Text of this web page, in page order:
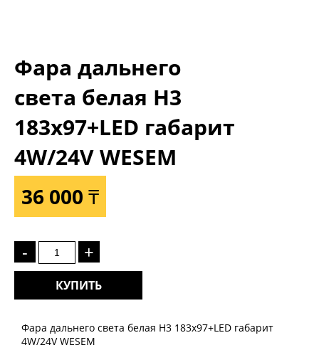
Фара дальнего
света белая Н3
183x97+LED габарит
4W/24V WESEM
36 000 ₸
- +
КУПИТЬ
Фара дальнего света белая Н3 183x97+LED габарит
4W/24V WESEM